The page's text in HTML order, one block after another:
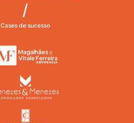
/
Cases de sucesso